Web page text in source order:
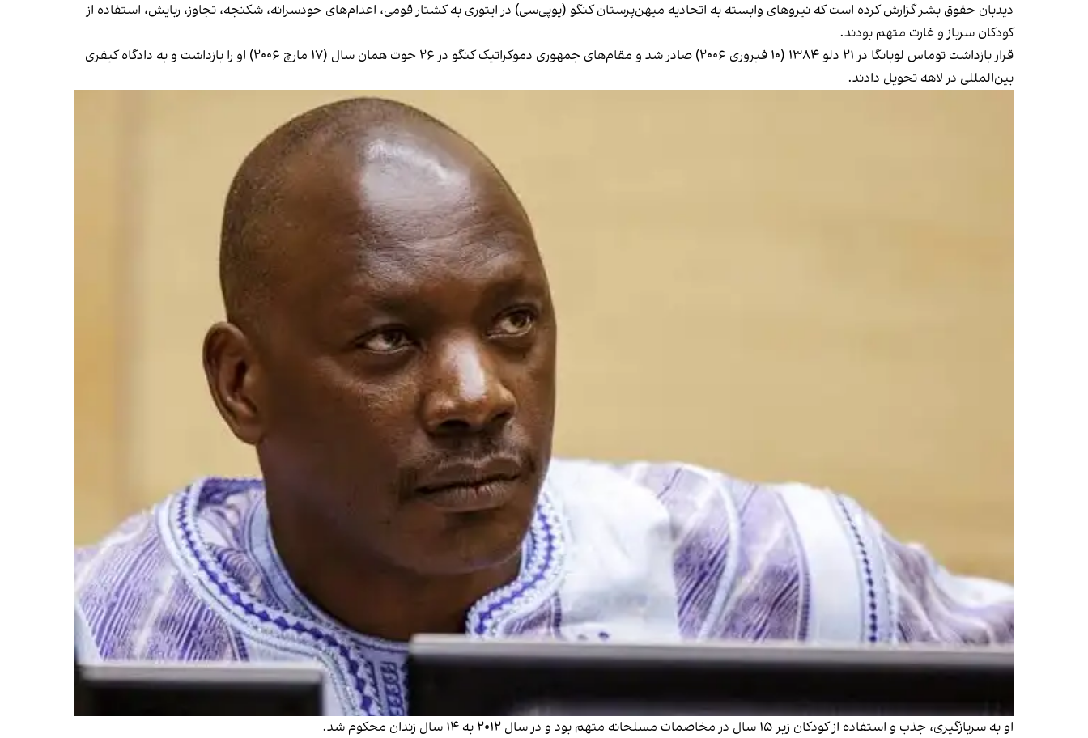
دیدبان حقوق بشر گزارش کرده است که نیروهای وابسته به اتحادیه میهن‌پرستان کنگو (یو‌پی‌سی) در ایتوری به کشتار قومی، اعدام‌های خودسرانه، شکنجه، تجاوز، ربایش، استفاده از
کودکان سرباز و غارت متهم بودند.
قرار بازداشت توماس لوبانگا در ۲۱ دلو ۱۳۸۴ (۱۰ فبروری ۲۰۰۶) صادر شد و مقام‌های جمهوری دموکراتیک کنگو در ۲۶ حوت همان سال (۱۷ مارچ ۲۰۰۶) او را بازداشت و به دادگاه کیفری
بین‌المللی در لاهه تحویل دادند.
او به سربازگیری، جذب و استفاده از کودکان زیر ۱۵ سال در مخاصمات مسلحانه متهم بود و در سال ۲۰۱۲ به ۱۴ سال زندان محکوم شد.